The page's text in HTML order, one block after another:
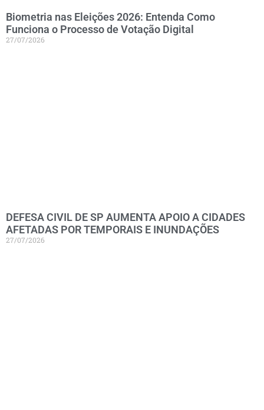
Biometria nas Eleições 2026: Entenda Como
Funciona o Processo de Votação Digital
27/07/2026
DEFESA CIVIL DE SP AUMENTA APOIO A CIDADES
AFETADAS POR TEMPORAIS E INUNDAÇÕES
27/07/2026